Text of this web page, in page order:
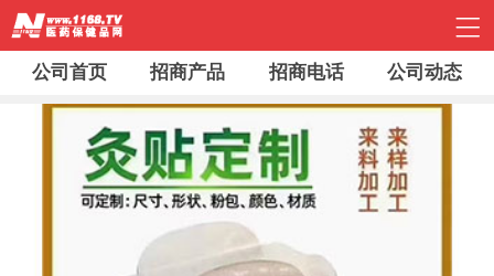
公司首页 招商产品 招商电话 公司动态